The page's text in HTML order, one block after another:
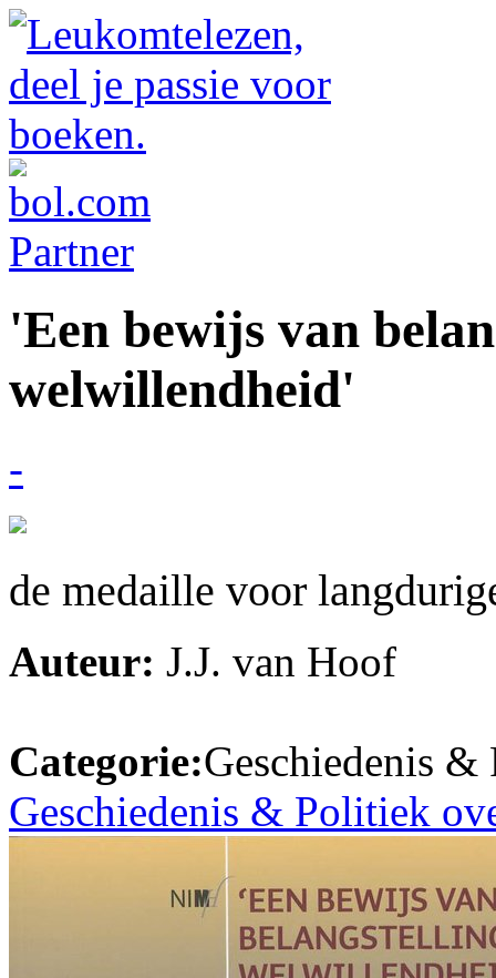
'Een bewijs van
welwillendheid'
-
de medaille voor
Auteur: J.J. van Hoof
Categorie:Geschiedenis
Geschiedenis & Politiek